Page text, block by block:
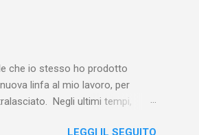
e al suo vertice c’era una
subalterne. Non era
abitavano nell’East End e
che io stesso ho prodotto
linfa al mio lavoro, per
Negli ultimi tempi,
LEGGI IL SEGUITO